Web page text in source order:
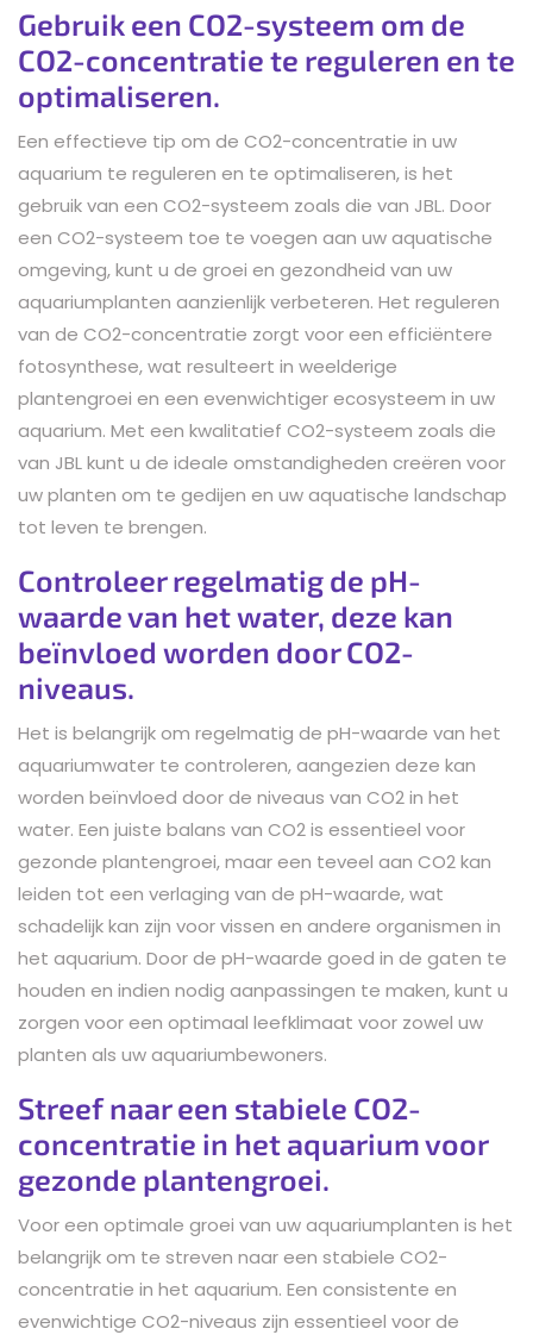
Gebruik een CO2-systeem om de
CO2-concentratie te reguleren en te
optimaliseren.
Een effectieve tip om de CO2-concentratie in uw
aquarium te reguleren en te optimaliseren, is het
gebruik van een CO2-systeem zoals die van JBL. Door
een CO2-systeem toe te voegen aan uw aquatische
omgeving, kunt u de groei en gezondheid van uw
aquariumplanten aanzienlijk verbeteren. Het reguleren
van de CO2-concentratie zorgt voor een efficiëntere
fotosynthese, wat resulteert in weelderige
plantengroei en een evenwichtiger ecosysteem in uw
aquarium. Met een kwalitatief CO2-systeem zoals die
van JBL kunt u de ideale omstandigheden creëren voor
uw planten om te gedijen en uw aquatische landschap
tot leven te brengen.
Controleer regelmatig de pH-
waarde van het water, deze kan
beïnvloed worden door CO2-
niveaus.
Het is belangrijk om regelmatig de pH-waarde van het
aquariumwater te controleren, aangezien deze kan
worden beïnvloed door de niveaus van CO2 in het
water. Een juiste balans van CO2 is essentieel voor
gezonde plantengroei, maar een teveel aan CO2 kan
leiden tot een verlaging van de pH-waarde, wat
schadelijk kan zijn voor vissen en andere organismen in
het aquarium. Door de pH-waarde goed in de gaten te
houden en indien nodig aanpassingen te maken, kunt u
zorgen voor een optimaal leefklimaat voor zowel uw
planten als uw aquariumbewoners.
Streef naar een stabiele CO2-
concentratie in het aquarium voor
gezonde plantengroei.
Voor een optimale groei van uw aquariumplanten is het
belangrijk om te streven naar een stabiele CO2-
concentratie in het aquarium. Een consistente en
evenwichtige CO2-niveaus zijn essentieel voor de